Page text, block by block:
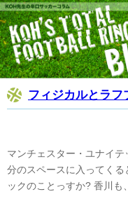
フィジカルとラ
マンチェスター・ユナイ
分のスペースに入ってく
ックのことっすか? 香川も